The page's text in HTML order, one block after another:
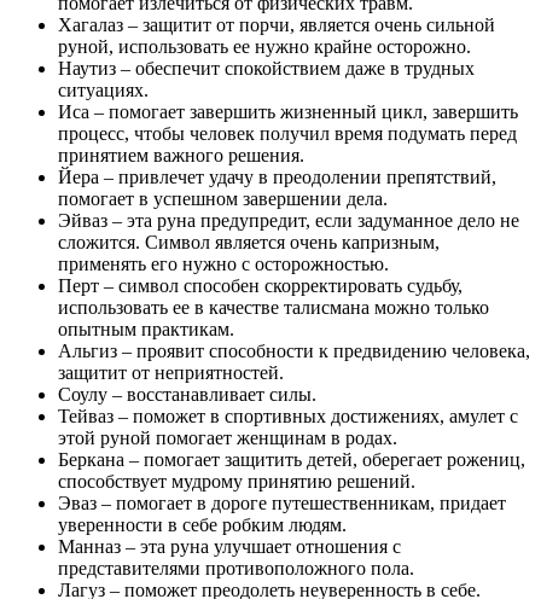
Хагалаз – защитит от порчи, является очень сильной
руной, использовать ее нужно крайне осторожно.
Наутиз – обеспечит спокойствием даже в трудных
ситуациях.
Иса – помогает завершить жизненный цикл, завершить
процесс, чтобы человек получил время подумать перед
принятием важного решения.
Йера – привлечет удачу в преодолении препятствий,
помогает в успешном завершении дела.
Эйваз – эта руна предупредит, если задуманное дело не
сложится. Символ является очень капризным,
применять его нужно с осторожностью.
Перт – символ способен скорректировать судьбу,
использовать ее в качестве талисмана можно только
опытным практикам.
Альгиз – проявит способности к предвидению человека,
защитит от неприятностей.
Соулу – восстанавливает силы.
Тейваз – поможет в спортивных достижениях, амулет с
этой руной помогает женщинам в родах.
Беркана – помогает защитить детей, оберегает рожениц,
способствует мудрому принятию решений.
Эваз – помогает в дороге путешественникам, придает
уверенности в себе робким людям.
Манназ – эта руна улучшает отношения с
представителями противоположного пола.
Лагуз – поможет преодолеть неуверенность в себе.